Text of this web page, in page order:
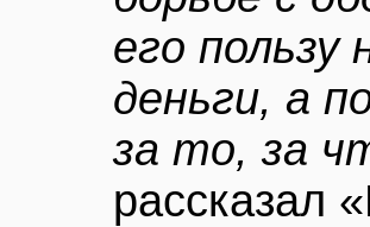
его пользу
деньги, а
за то, за
рассказал